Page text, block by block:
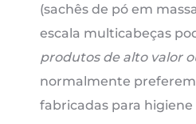
(sachês de pó em
escala multicabeças
produtos de alto valor
normalmente
fabricadas para